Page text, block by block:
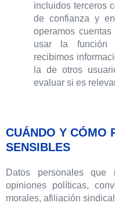
incluidos terceros
de confianza y
operamos
usar la función
recibimos
la de otros
evaluar si es
CUÁNDO Y CÓMO
SENSIBLES
Datos personales
opiniones políticas,
morales, afiliación